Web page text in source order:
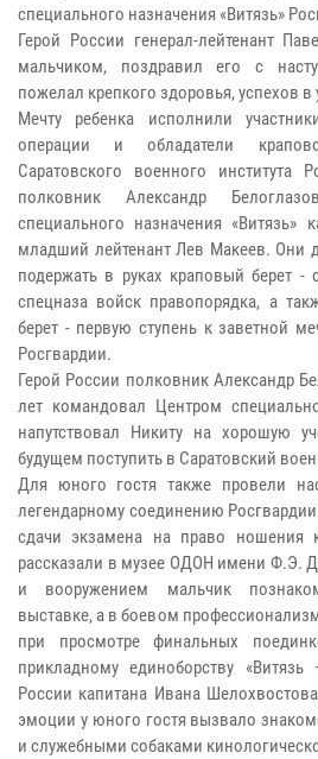
специального назначения «Витязь»
Герой России генерал-лейтенант
мальчиком, поздравил его с
пожелал крепкого здоровья, успехов в
Мечту ребенка исполнили
операции и обладатели
Саратовского военного института
полковник Александр
специального назначения «Витязь»
младший лейтенант Лев Макеев. Они
подержать в руках краповый берет -
спецназа войск правопорядка, а
берет - первую ступень к заветной
Росгвардии.
Герой России полковник Александр
лет командовал Центром
напутствовал Никиту на хорошую
будущем поступить в Саратовский
Для юного гостя также провели
легендарному соединению
сдачи экзамена на право ношения
рассказали в музее ОДОН имени Ф.Э.
и вооружением мальчик
выставке, а в боевом
при просмотре финальных
прикладному единоборству
России капитана Ивана
эмоции у юного гостя вызвало
и служебными собаками